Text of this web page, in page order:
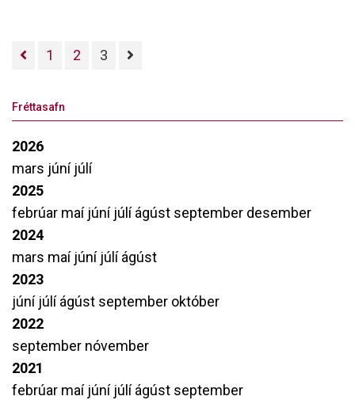
1 2 3
Fréttasafn
2026
mars júní júlí
2025
febrúar maí júní júlíágúst september desember
2024
mars maí júní júlíágúst
2023
júní júlíágúst september október
2022
september nóvember
2021
febrúar maí júní júlíágúst september